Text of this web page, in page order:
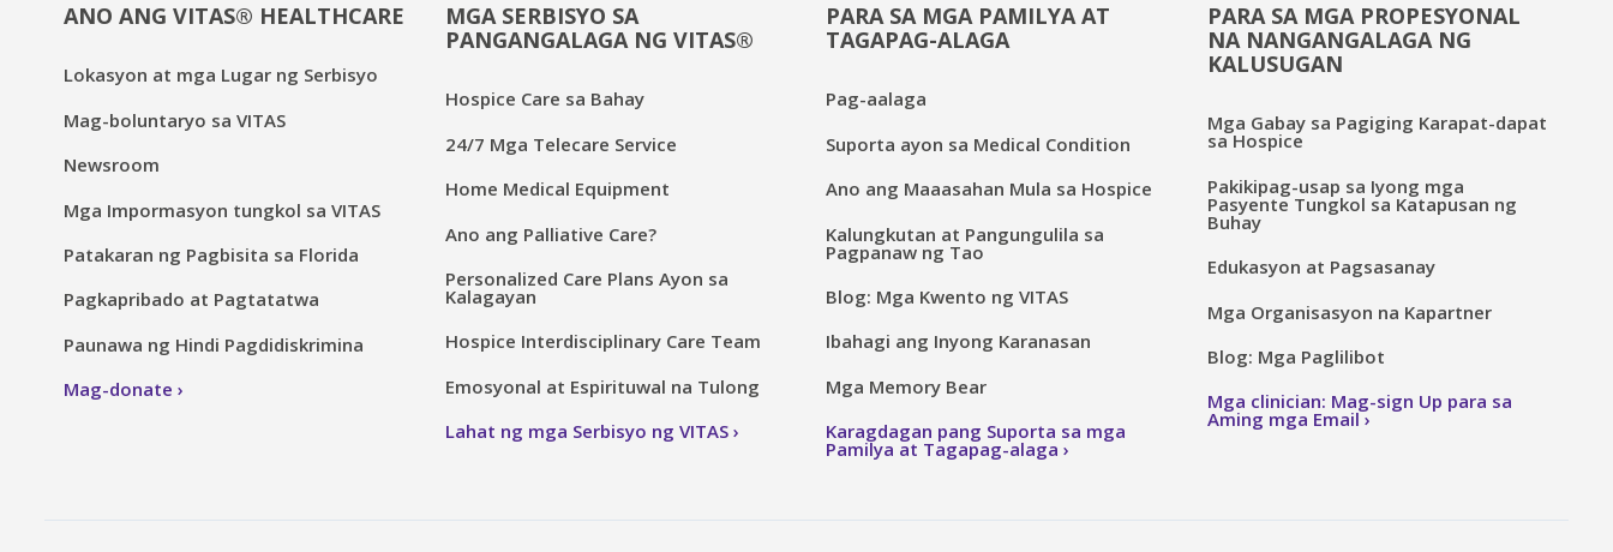
ANO ANG VITAS® HEALTHCARE
Lokasyon at mga Lugar ng Serbisyo
Mag-boluntaryo sa VITAS
Newsroom
Mga Impormasyon tungkol sa VITAS
Patakaran ng Pagbisita sa Florida
Pagkapribado at Pagtatatwa
Paunawa ng Hindi Pagdidiskrimina
Mag-donate
MGA SERBISYO SA
PANGANGALAGA NG VITAS®
Hospice Care sa Bahay
24/7 Mga Telecare Service
Home Medical Equipment
Ano ang Palliative Care?
Personalized Care Plans Ayon sa
Kalagayan
Hospice Interdisciplinary Care Team
Emosyonal at Espirituwal na Tulong
Lahat ng mga Serbisyo ng VITAS
PARA SA MGA PAMILYA AT
TAGAPAG-ALAGA
Pag-aalaga
Suporta ayon sa Medical Condition
Ano ang Maaasahan Mula sa Hospice
Kalungkutan at Pangungulila sa
Pagpanaw ng Tao
Blog: Mga Kwento ng VITAS
Ibahagi ang Inyong Karanasan
Mga Memory Bear
Karagdagan pang Suporta sa mga
Pamilya at Tagapag-alaga
PARA SA MGA PROPESYONAL
NA NANGANGALAGA NG
KALUSUGAN
Mga Gabay sa Pagiging Karapat-dapat
sa Hospice
Pakikipag-usap sa Iyong mga
Pasyente Tungkol sa Katapusan ng
Buhay
Edukasyon at Pagsasanay
Mga Organisasyon na Kapartner
Blog: Mga Paglilibot
Mga clinician: Mag-sign Up para sa
Aming mga Email